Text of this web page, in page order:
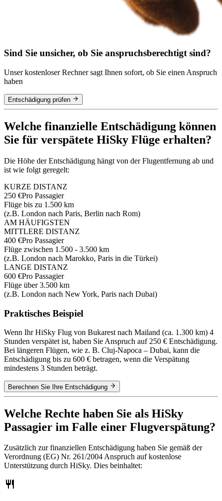
Sind Sie unsicher, ob Sie anspruchsberechtigt sind?
Unser kostenloser Rechner sagt Ihnen sofort, ob Sie einen Anspruch
haben
Entschädigung prüfen
Welche finanzielle Entschädigung können
Sie für verspätete HiSky Flüge erhalten?
Die Höhe der Entschädigung hängt von der Flugentfernung ab und
ist wie folgt geregelt:
KURZE DISTANZ
250 €Pro Passagier
Flüge bis zu 1.500 km
(z.B. London nach Paris, Berlin nach Rom)
AM HÄUFIGSTEN
MITTLERE DISTANZ
400 €Pro Passagier
Flüge zwischen 1.500 - 3.500 km
(z.B. London nach Marokko, Paris in die Türkei)
LANGE DISTANZ
600 €Pro Passagier
Flüge über 3.500 km
(z.B. London nach New York, Paris nach Dubai)
Praktisches Beispiel
Wenn Ihr HiSky Flug von Bukarest nach Mailand (ca. 1.300 km) 4
Stunden verspätet ist, haben Sie Anspruch auf 250 € Entschädigung.
Bei längeren Flügen, wie z. B. Cluj-Napoca – Dubai, kann die
Entschädigung bis zu 600 € betragen, wenn die Verspätung
mindestens 3 Stunden beträgt.
Berechnen Sie Ihre Entschädigung
Welche Rechte haben Sie als HiSky
Passagier im Falle einer Flugverspätung?
Zusätzlich zur finanziellen Entschädigung haben Sie gemäß der
Verordnung (EG) Nr. 261/2004 Anspruch auf kostenlose
Unterstützung durch HiSky. Dies beinhaltet: